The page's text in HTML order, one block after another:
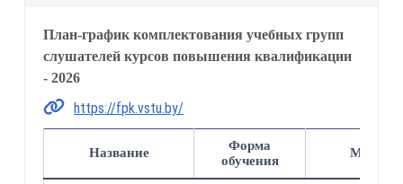
План-график комплектования учебных групп
слушателей курсов повышения квалификации
- 2026
https://fpk.vstu.by/
Название
Форма
обучения
Май